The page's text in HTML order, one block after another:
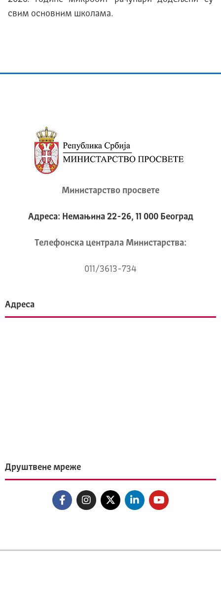
свим основним школама.
Министарство просвете
Адреса: Немањина 22-26, 11 000 Београд
Телeфонска централа Mинистарства:
011/3613-734
Адреса
Друштвене мреже